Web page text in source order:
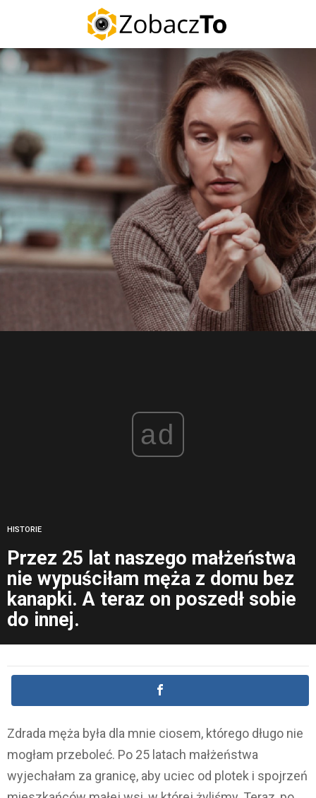
ad
HISTORIE
Przez 25 lat naszego małżeństwa
nie wypuściłam męża z domu bez
kanapki. A teraz on poszedł sobie
do innej.
Zdrada męża była dla mnie ciosem, którego długo nie
mogłam przeboleć. Po 25 latach małżeństwa
wyjechałam za granicę, aby uciec od plotek i spojrzeń